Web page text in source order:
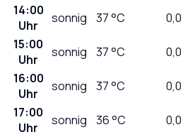
14:00
Uhr
sonnig 37°C 0,0
15:00
Uhr
sonnig 37°C 0,0
16:00
Uhr
sonnig 37°C 0,0
17:00
Uhr
sonnig 36°C 0,0